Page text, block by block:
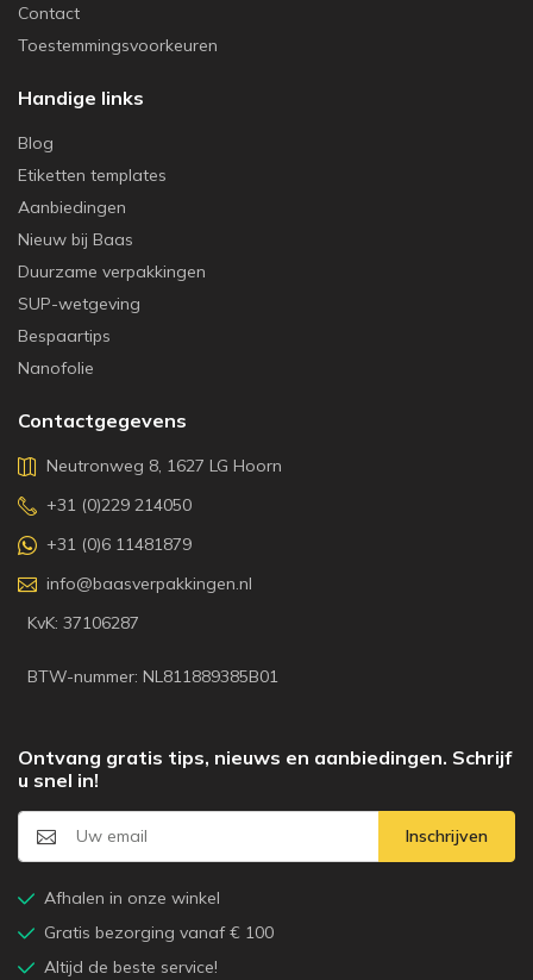
Contact
Toestemmingsvoorkeuren
Handige links
Blog
Etiketten templates
Aanbiedingen
Nieuw bij Baas
Duurzame verpakkingen
SUP-wetgeving
Bespaartips
Nanofolie
Contactgegevens
Neutronweg 8, 1627 LG Hoorn
+31 (0)229 214050
+31 (0)6 11481879
info@baasverpakkingen.nl
KvK: 37106287
BTW-nummer: NL811889385B01
Ontvang gratis tips, nieuws en aanbiedingen. Schrijf
u snel in!
Inschrijven
Afhalen in onze winkel
Gratis bezorging vanaf € 100
Altijd de beste service!